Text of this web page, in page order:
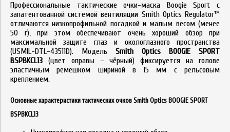
Профессиональные тактические очки-маска Boogie Sport с
запатентованной системой вентиляции Smith Optics Regulator™
отличаются низкопрофильной посадкой и малым весом (менее
50 г), при этом обеспечивают очень хороший обзор при
максимальной защите глаз и окологлазного пространства
(USMIL-DTL-43511D). Модель Smith Optics BOOGIE SPORT
BSPBKCL13 (цвет оправы – чёрный) фиксируется на голове
эластичным ремешком шириной в 15 мм с рельсовым
креплением.
Основные характеристики тактических очков Smith Optics BOOGIE SPORT
BSPBKCL13